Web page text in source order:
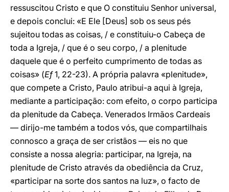
ressuscitou Cristo e que O constituiu Senhor universal,
e depois conclui: «E Ele [Deus] sob os seus pés
sujeitou todas as coisas, / e constituiu-o Cabeça de
toda a Igreja, / que é o seu corpo, / a plenitude
daquele que é o perfeito cumprimento de todas as
coisas» (Ef1, 22-23). A própria palavra «plenitude»,
que compete a Cristo, Paulo atribui-a aqui à Igreja,
mediante a participação: com efeito, o corpo participa
da plenitude da Cabeça. Venerados Irmãos Cardeais
— dirijo-me também a todos vós, que compartilhais
connosco a graça de ser cristãos — eis no que
consiste a nossa alegria: participar, na Igreja, na
plenitude de Cristo através da obediência da Cruz,
«participar na sorte dos santos na luz», o facto de